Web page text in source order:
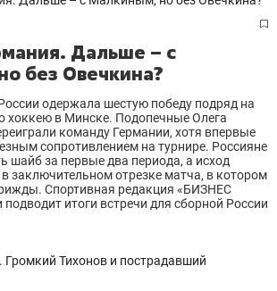
Дальше – с
без Овечкина?
одержала шестую победу подряд на
хоккею в Минске. Подопечные Олега
команду Германии, хотя впервые
сопротивлением на турнире. Россияне
шайб за первые два периода, а исход
заключительном отрезке матча, в котором
Спортивная редакция «БИЗНЕС
подводит итоги встречи для сборной России